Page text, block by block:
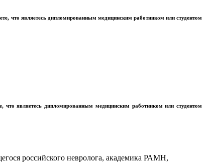
что являетесь дипломированным медицинским работником или студентом
являетесь дипломированным медицинским работником или студентом
российского невролога, академика РАМН,